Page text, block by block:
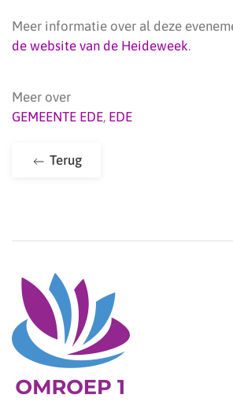
Meer informatie over al deze
de website van de Heideweek.
Meer over
GEMEENTE EDE, EDE
Terug